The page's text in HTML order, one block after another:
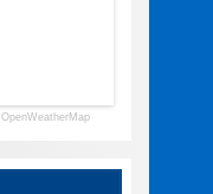
OpenWeatherMap